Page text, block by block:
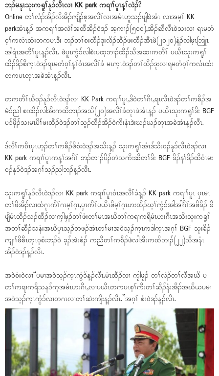
ဘၣ်မနုၤသုးကရူၢ်နုၥ်လီၤလၢ KK park ကရၢၢ်ပူၤန့ၢ်လဲၣ်?
Online တၢ်လံၣ်အီၣ်လီအီၣ်ကျိၣ်စ့အလီၢ်လၢအမံၤဟူသၣ်ဖျါခဲအံၤ လၢအမ့ၢ် KK
parkအံၤန့ၣ် အကရၢၢ်အလဲၢ်အထီအိၣ်ဝဲဒၣ် အ့ကၢၣ်(၅၀၀),အိၣ်ဆီလီၤဝဲသးလၢ ရၤမတံ
ဝ့ၢ်ကလံၤထံးတကပၤဒီး ဘၣ်တၢ်စးထီၣ်ဒုးလိၣ်ထီၣ်ဖးထီၣ်အီၤဖဲ(၂၀၂၀)နံၣ်လါဖ့ၤဘြူၤ
အါရံၤအတီၢ်ပူၤန့ၣ်လီၤ. ဖဲပူၤကွံၥ်လါစဲးပထ့ဘၢၣ်ထီၣ်သီအဆၢကတီၢ် ပယီၤသုးကရူၢ်
ထီၣ်ဒိၣ်စိက့ၤဝဲဒၣ်ရၤမတံဝ့ၢ်န့ၢ်ဝံၤအလီၢ်ခံ မၤက့ၤဝဲဒၣ်တၢ်ထီၣ်ဒုးလၢရမတံဝ့ၢ်ကလံၤထံး
တကပၤတုၤအခဲအံၤန့ၣ်လီၤ.
တကတီၢ်ဃီဝၣ်နုၥ်လီၤဝဲဒၣ်လၢ KK Park ကရၢၢ်ပူၤ,ဒိဝဲတၢ်ဂီၤ,ရၤလီၤဝဲဒၣ်တၢ်ကစီၣ်အ
မဲၥ်ညါ စးထီၣ်လါအီးကထိဘၢၣ်အသီ(၂၀)အလီၢ်ခံတုၤခဲအံၤန့ၣ် ပယီၤသုးကရူၢ်ဒီး BGF
ပၥ်ဖှိၣ်သးမၤပိၢ်ဖးထီၣ်ဝဲဒၣ်တၢ်သူၣ်ထီၣ်အိၣ်ဝဲကိးနံၤဒဲးဃၣ်ဃၣ်တုၤအခဲအံၤန့ၣ်လီၤ.
ဒ်လီၢ်ကဝီၤပှၤဟ့ၣ်တၢ်ကစီၣ်ဖိစံးဝဲဒၣ်အသိးန့ၣ် သုးကရူၢ်အံၤဒ်သိးဝၣ်နုၥ်လီၤဝဲဒၣ်လၢ
KK park ကရၢၢ်ပူၤကန့ၢ်အဂီၢ် ဘၣ်တၢၣ်ပီၣ်တဲသကိးဆိတၢ်ဒီး BGF ခိၣ်နၢ်ဒိၣ်ထီဝံၤမး
ဝၣ်နုၥ်ဝဲဒၣ်အဂ့ၢ်သ့ၣ်ညါဘၣ်န့ၣ်လီၤ.
သုးကရူၢ်နုၥ်လီၤဝဲဒၣ်လၢ KK park ကရၢၢ်ပူၤဝံၤအလီၢ်ခံန့ၣ် KK park ကရၢၢ်ပူၤ ပှၤမၤ
တၢ်ဖိအိၣ်လၢထံဂုၤကီၢ်ဂၤမ့ၢ်ဂ့ၤ,ပှၤကီၢ်ပယီၤဖိမ့ၢ်ဂ့ၤဟးထီၣ်ဃ့ၢ်ကွံၥ်အါအါဂီၢ်အဖီခိၣ် ခီ
ဖျိမံၤထီၣ်သၣ်ထီၣ်လၢကၠါဖၠၣ်တၢ်ဖံးတၢ်မၤအဃိတၢ်ကရၢကရိမံၤဟးဂီၤအသိးသုးကရူၢ်
အတၢ်ဆီၣ်သနံးအဃိပှၤသ့ၣ်တဖၣ်အံၤတၢ်မၢအဝဲသ့ၣ်က့ၤကဒါက့ၤအဂ့ၢ် BGF သုးခိၣ်
ကျၢၢ်ဖိစီၤတ့ၤဝ့စံးဘၣ်ဝဲ ခ့ၣ်အဲးစံၣ် ကညီတၢ်ကစီၣ်ဖဲလါအီးကထိဘၢၣ်(၂၂)သီအနံၤ
အိၣ်ဝဲဒၣ်န့ၣ်လီၤ.
အဝဲစံးဝဲလၢ“ပမၢအဝဲသ့ၣ်က့ၤကွံၥ်န့ၣ်လီၤ.မံၤထီၣ်လၢ ကၠါဖၠၣ် တၢ်လံၣ်တၢ်လီအဃိ ပ
တၢ်ကရၢကရိသနၥ်က့အမံၤဟးဂီၤ,လၢပယီၤတကပၤစ့ၢ်ကီးတၢ်ဆီၣ်နံးအိၣ်အဃိယပမၢ
အဝဲသ့ၣ်က့ၤကွံၥ်လၢတဂၤလၢတၢ်ဆဲးကျိးန့ၣ်လီၤ.”အဂ့ၢ် စံးဝဲဒၣ်န့ၣ်လီၤ.